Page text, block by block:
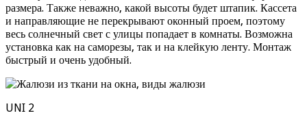
размера. Также неважно, какой высоты будет штапик. Кассета
и направляющие не перекрывают оконный проем, поэтому
весь солнечный свет с улицы попадает в комнаты. Возможна
установка как на саморезы, так и на клейкую ленту. Монтаж
быстрый и очень удобный.
UNI 2